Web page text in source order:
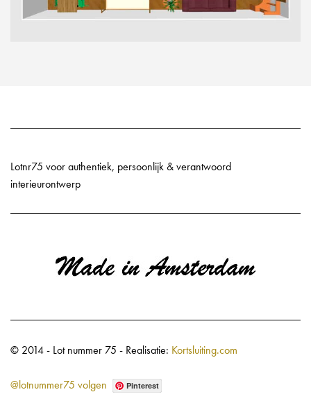
Lotnr75 voor authentiek, persoonlijk & verantwoord
interieurontwerp
© 2014 - Lot nummer 75 - Realisatie: Kortsluiting.com
@lotnummer75 volgen Pinterest